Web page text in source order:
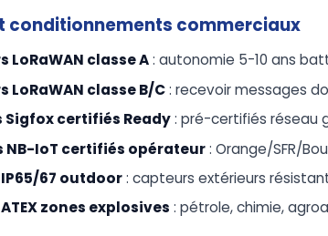
conditionnements commerciaux
LoRaWAN classe A: autonomie 5-10 ans
LoRaWAN classe B/C: recevoir messages
Sigfox certifiés Ready: pré-certifiés réseau
NB-IoT certifiés opérateur: Orange/SFR/
67 outdoor: capteurs extérieurs
zones explosives : pétrole, chimie,